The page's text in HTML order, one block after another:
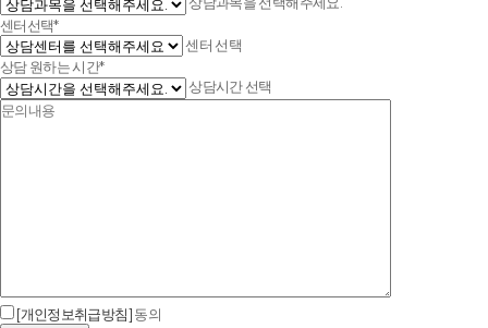
센터선택*
센터 선택
상담 원하는 시간*
상담시간 선택
[개인정보취급방침]동의